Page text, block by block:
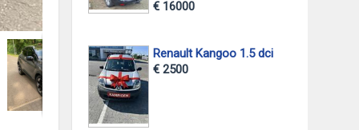
€ 16000
Renault Kangoo 1.5 dci
€ 2500